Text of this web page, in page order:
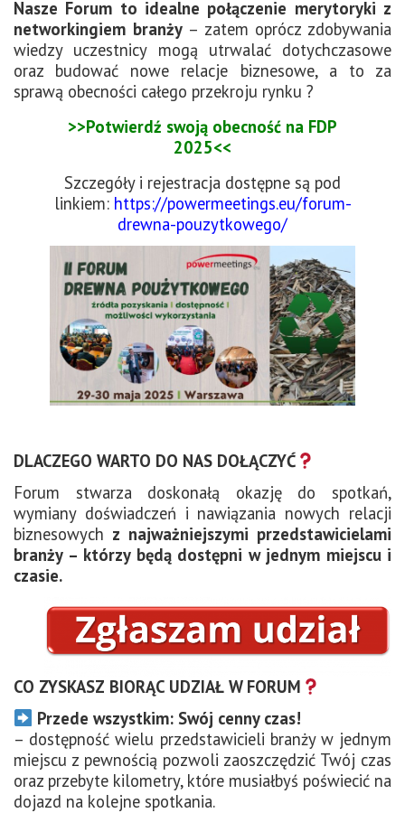
Nasze Forum to idealne połączenie merytoryki z
networkingiem branży– zatem oprócz zdobywania
wiedzy uczestnicy mogą utrwalać dotychczasowe
oraz budować nowe relacje biznesowe, a to za
sprawą obecności całego przekroju rynku ?
>>Potwierdź swoją obecność na FDP
2025<<
Szczegóły i rejestracja dostępne są pod
linkiem: https://powermeetings.eu/forum-
drewna-pouzytkowego/
DLACZEGO WARTO DO NAS DOŁĄCZYĆ
Forum stwarza doskonałą okazję do spotkań,
wymiany doświadczeń i nawiązania nowych relacji
biznesowych z najważniejszymi przedstawicielami
branży – którzy będą dostępni w jednym miejscu i
czasie.
CO ZYSKASZ BIORĄC UDZIAŁ W FORUM
Przede wszystkim: Swój cenny czas!
– dostępność wielu przedstawicieli branży w jednym
miejscu z pewnością pozwoli zaoszczędzić Twój czas
oraz przebyte kilometry, które musiałbyś poświecić na
dojazd na kolejne spotkania.